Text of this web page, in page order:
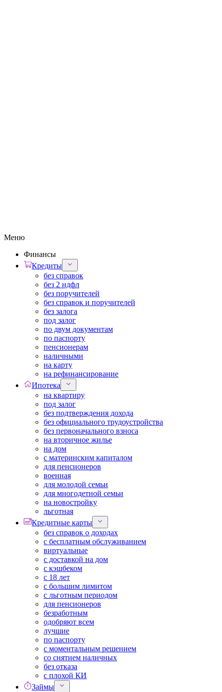
Меню
Финансы
Кредиты
без справок
без 2 ндфл
без поручителей
без справок и поручителей
без залога
под залог
по двум документам
по паспорту
пенсионерам
наличными
на карту
на рефинансирование
Ипотека
на квартиру
под залог
без подтверждения дохода
без официального трудоустройства
без первоначального взноса
на вторичное жилье
на дом
с материнским капиталом
для пенсионеров
военная
для молодой семьи
для многодетной семьи
на новостройку
льготная
Кредитные карты
без справок о доходах
с бесплатным обслуживанием
виртуальные
с доставкой на дом
с кэшбеком
с 18 лет
с большим лимитом
с льготным периодом
для пенсионеров
безработным
одобряют всем
лучшие
по паспорту
с моментальным решением
со снятием наличных
без отказа
с плохой КИ
Займы